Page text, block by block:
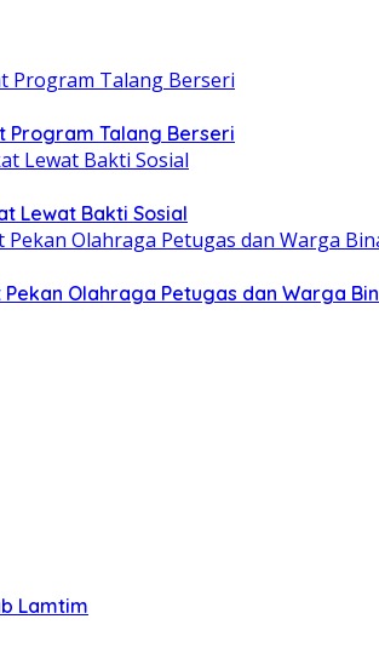
Program Talang Berseri
Lewat Bakti Sosial
Olahraga Petugas dan Warga
Lamtim